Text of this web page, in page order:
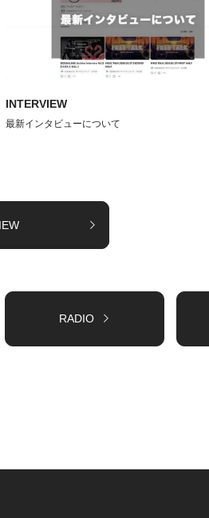
INTERVIEW
最新インタビューについて
RADIO